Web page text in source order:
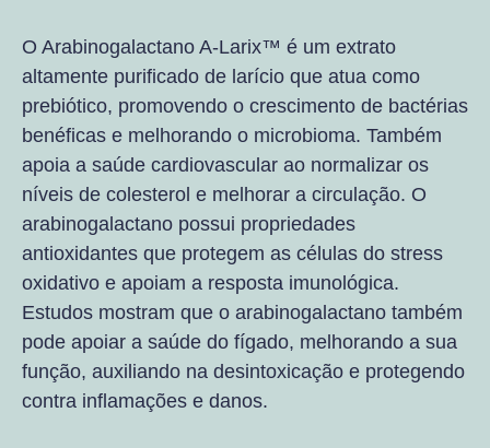
O Arabinogalactano A-Larix™ é um extrato
altamente purificado de larício que atua como
prebiótico, promovendo o crescimento de bactérias
benéficas e melhorando o microbioma. Também
apoia a saúde cardiovascular ao normalizar os
níveis de colesterol e melhorar a circulação. O
arabinogalactano possui propriedades
antioxidantes que protegem as células do stress
oxidativo e apoiam a resposta imunológica.
Estudos mostram que o arabinogalactano também
pode apoiar a saúde do fígado, melhorando a sua
função, auxiliando na desintoxicação e protegendo
contra inflamações e danos.